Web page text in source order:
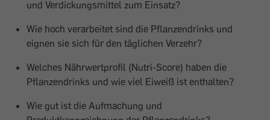
und Verdickungsmittel zum Einsatz?
Wie hoch verarbeitet sind die Pflanzendrinks und
eignen sie sich für den täglichen Verzehr?
Welches Nährwertprofil (Nutri-Score) haben die
Pflanzendrinks und wie viel Eiweiß ist enthalten?
Wie gut ist die Aufmachung und